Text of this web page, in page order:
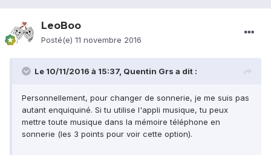
LeoBoo
Posté(e) 11 novembre 2016
Le 10/11/2016 à 15:37, Quentin Grs a dit :
Personnellement, pour changer de sonnerie, je me suis pas
autant enquiquiné. Si tu utilise l'appli musique, tu peux
mettre toute musique dans la mémoire téléphone en
sonnerie (les 3 points pour voir cette option).